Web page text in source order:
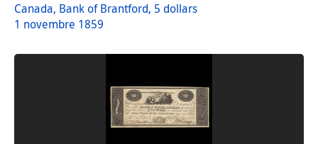
Canada, Bank of Brantford, 5 dollars
1 novembre 1859